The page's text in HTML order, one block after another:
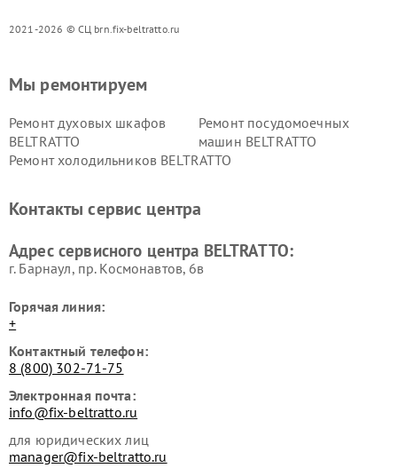
2021-2026 © СЦ brn.fix-beltratto.ru
Мы ремонтируем
Ремонт духовых шкафов
BELTRATTO
Ремонт посудомоечных
машин BELTRATTO
Ремонт холодильников BELTRATTO
Контакты сервис центра
Адрес сервисного центра BELTRATTO:
г. Барнаул, ​пр. Космонавтов, 6в
Горячая линия:
+
Контактный телефон:
8 (800) 302-71-75
Электронная почта:
info@fix-beltratto.ru
для юридических лиц
manager@fix-beltratto.ru